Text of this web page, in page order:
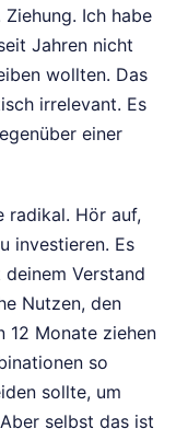
Ich habe
Jahren nicht
wollten. Das
irrelevant. Es
einer
radikal. Hör auf,
investieren. Es
Verstand
Nutzen, den
12 Monate ziehen
so
sollte, um
selbst das ist